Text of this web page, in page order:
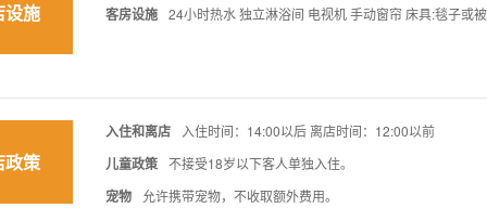
设施 客房设施 24小时热水 独立淋浴间 电视机 手动窗帘 床具:毯子或
政策
入住和离店 入住时间：14:00以后 离店时间：12:00以前
儿童政策 不接受18岁以下客人单独入住。
宠物 允许携带宠物，不收取额外费用。